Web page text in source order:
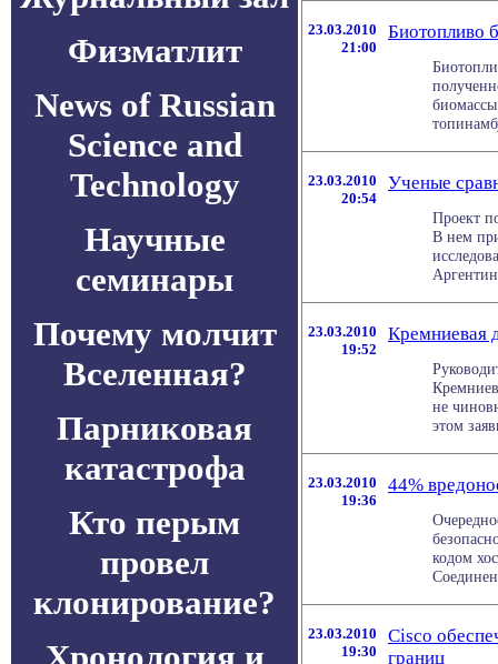
Физматлит
News of Russian
Science and
Technology
Научные
семинары
Почему молчит
Вселенная?
Парниковая
катастрофа
Кто перым
провел
клонирование?
23.03.2010
21:00
Биотопливо
23.03.2010
20:54
Ученые
Проект
В нем
23.03.2010
19:52
Кремниевая
не
этом
23.03.2010
19:36
44%
кодом
23.03.2010
19:30
Cisco
границ